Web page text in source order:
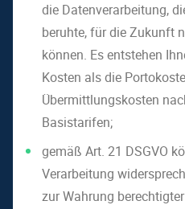
die Datenverarbeitung,
beruhte, für die Zukunft
können. Es entstehen
Kosten als die
Übermittlungskosten
Basistarifen;
gemäß Art. 21 DSGVO
Verarbeitung
zur Wahrung